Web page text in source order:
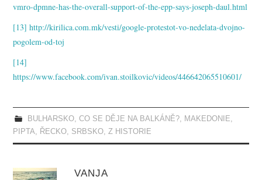
vmro-dpmne-has-the-overall-support-of-the-epp-says-joseph-daul.html
[13] http://kirilica.com.mk/vesti/google-protestot-vo-nedelata-dvojno-
pogolem-od-toj
[14]
https://www.facebook.com/ivan.stoilkovic/videos/446642065510601/
BULHARSKO, CO SE DĚJE NA BALKÁNĚ?, MAKEDONIE
PIPTA
ŘECKO SRBSKO Z HISTORIE
VANJA